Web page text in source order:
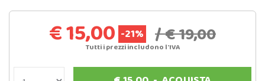
€ 15,00 -21% / € 19,00
Tutti i prezzi includono l'IVA